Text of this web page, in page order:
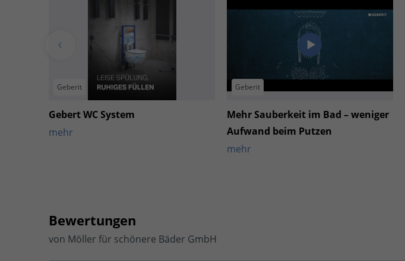
Geberit
Gebert WC System
mehr
Geberit
Mehr Sauberkeit im Bad – weniger
Aufwand beim Putzen
mehr
Bewertungen
von Möller für schönere Bäder GmbH